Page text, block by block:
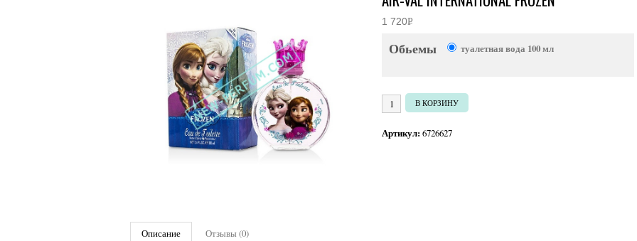
1 720Р
Обьемы туалетная вода 100 мл
Количество товара Air-Val International Frozen
В КОРЗИНУ
Артикул:6726627
Описание Отзывы (0)